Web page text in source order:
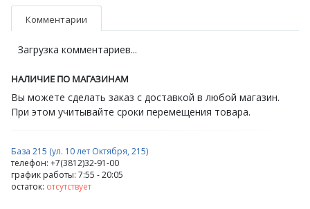
Комментарии
Загрузка комментариев...
НАЛИЧИЕ ПО МАГАЗИНАМ
Вы можете сделать заказ с доставкой в любой магазин.
При этом учитывайте сроки перемещения товара.
База 215 (ул. 10 лет Октября, 215)
телефон: +7(3812)32-91-00
график работы: 7:55 - 20:05
остаток: отсутствует